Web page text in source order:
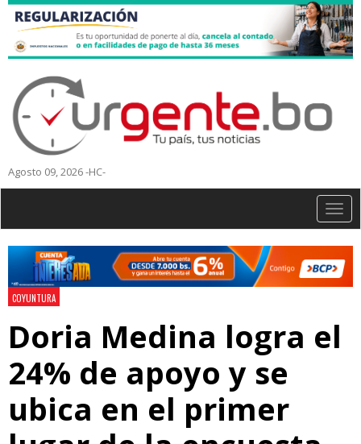
Agosto 09, 2026 -HC-
COYUNTURA
Doria Medina logra el
24% de apoyo y se
ubica en el primer